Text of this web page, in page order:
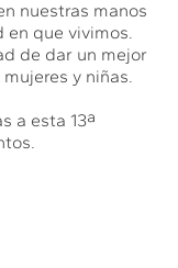
nuestras manos
que vivimos.
de dar un mejor
y niñas.
a esta 13ª